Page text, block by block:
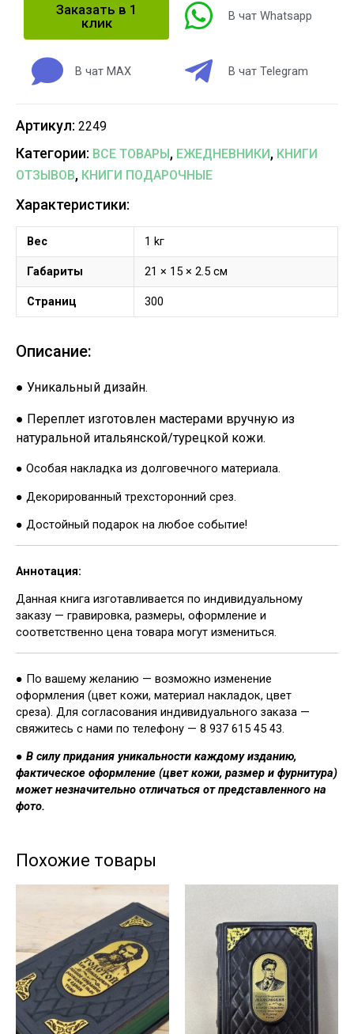
Заказать в 1
клик
В чат Whatsapp
В чат MAX В чат Telegram
Артикул: 2249
Категории: ВСЕ ТОВАРЫ, ЕЖЕДНЕВНИКИ, КНИГИ
ОТЗЫВОВ, КНИГИ ПОДАРОЧНЫЕ
Характеристики:
Вес 1 kг
Габариты 21 × 15 × 2.5 см
Страниц 300
Описание:
● Уникальный дизайн.
● Переплет изготовлен мастерами вручную из
натуральной итальянской/турецкой кожи.
● Особая накладка из долговечного материала.
● Декорированный трехсторонний срез.
● Достойный подарок на любое событие!
Аннотация:
Данная книга изготавливается по индивидуальному
заказу — гравировка, размеры, оформление и
соответственно цена товара могут измениться.
● По вашему желанию — возможно изменение
оформления (цвет кожи, материал накладок, цвет
среза). Для согласования индивидуального заказа —
свяжитесь с нами по телефону — 8 937 615 45 43.
● В силу придания уникальности каждому изданию,
фактическое оформление (цвет кожи, размер и фурнитура)
может незначительно отличаться от представленного на
фото.
Похожие товары